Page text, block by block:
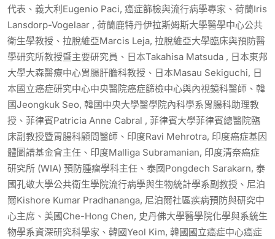
代表、義大利Eugenio Paci, 癌症篩檢與流行病學專家、荷蘭Iris
Lansdorp-Vogelaar , 荷蘭鹿特丹伊拉斯姆斯大學醫學中心公共
衛生學教授、拉脫維亞Marcis Leja, 拉脫維亞大學臨床與預防醫
學研究所教授暨主要研究員、日本Takahisa Matsuda , 日本東邦
大學大森醫療中心胃腸肝膽科教授、日本Masau Sekiguchi, 日
本國立癌症研究中心中央醫院癌症篩檢中心與內視鏡科醫師、韓
國Jeongkuk Seo, 韓國中央大學醫學院內科學系胃腸科助理教
授、菲律賓Patricia Anne Cabral , 菲律賓大學菲律賓總醫院臨
床副教授暨胃腸科顧問醫師、印度Ravi Mehrotra, 印度癌症基因
體圖譜基金會主任、印度Malliga Subramanian, 印度清奈癌症
研究所 (WIA) 預防腫瘤學科主任、泰國Pongdech Sarakarn, 泰
國孔敬大學公共衛生學院流行病學與生物統計學系副教授、尼泊
爾Kishore Kumar Pradhananga, 尼泊爾社區疾病預防與研究中
心主席、美國Che-Hong Chen, 史丹佛大學醫學院化學與系統生
物學系資深研究科學家、韓國Yeol Kim, 韓國國立癌症中心癌症